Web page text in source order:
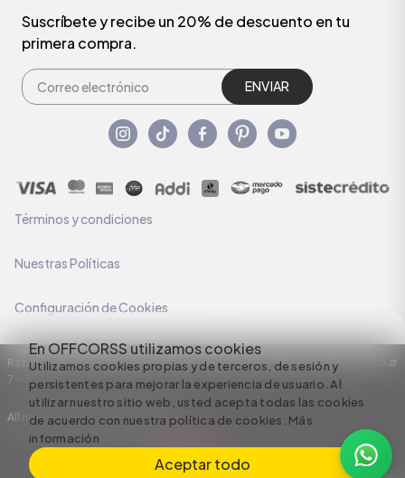
En OFFCORSS utilizamos cookies
Utilizamos cookies propias y de terceros, de sesión y
persistentes para mejorar la experiencia de usuario. Al
utilizar nuestro sitio web, usted acepta todas las cookies
de acuerdo con nuestra política de cookies. Más
información
Aceptar todo
Suscríbete y recibe un 20% de descuento en tu
primera compra.
ENVIAR
Términos y condiciones
Nuestras Políticas
Configuración de Cookies
Razón Social: C.I HERMECO S.A. NIT: 890924167-6 Dirección: Carrera 50 #
7 – 35
All rights reserved empowered by